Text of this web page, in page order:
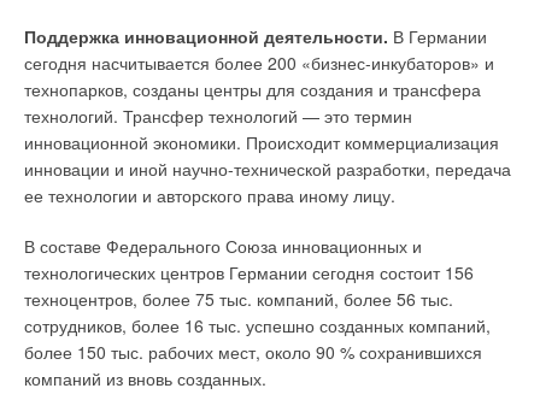
Поддержка инновационной деятельности. В Германии
сегодня насчитывается более 200 «бизнес-инкубаторов» и
технопарков, созданы центры для создания и трансфера
технологий. Трансфер технологий — это термин
инновационной экономики. Происходит коммерциализация
инновации и иной научно-технической разработки, передача
ее технологии и авторского права иному лицу.
В составе Федерального Союза инновационных и
технологических центров Германии сегодня состоит 156
техноцентров, более 75 тыс. компаний, более 56 тыс.
сотрудников, более 16 тыс. успешно созданных компаний,
более 150 тыс. рабочих мест, около 90 % сохранившихся
компаний из вновь созданных.